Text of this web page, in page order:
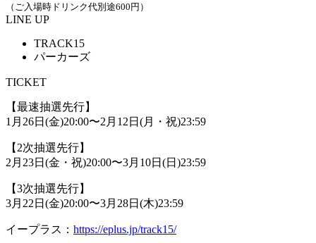
（ご入場時ドリンク代別途600円）
LINE UP
TRACK15
パーカーズ
TICKET
【最速抽選先行】
1月26日(金)20:00〜2月12日(月・祝)23:59
【2次抽選先行】
2月23日(金・祝)20:00〜3月10日(日)23:59
【3次抽選先行】
3月22日(金)20:00〜3月28日(木)23:59
イープラス： https://eplus.jp/track15/